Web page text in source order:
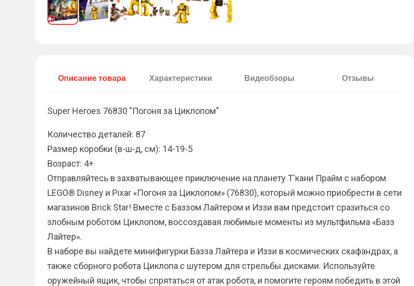
Описание товара Характеристики Видеобзоры Отзывы
Super Heroes 76830 "Погоня за Циклопом"
Количество деталей: 87
Размер коробки (в-ш-д, см): 14-19-5
Возраст: 4+
Отправляйтесь в захватывающее приключение на планету Т'кани Прайм с набором
LEGO® Disney и Pixar «Погоня за Циклопом» (76830), который можно приобрести в сети
магазинов Brick Star! Вместе с Баззом Лайтером и Иззи вам предстоит сразиться со
злобным роботом Циклопом, воссоздавая любимые моменты из мультфильма «Базз
Лайтер».
В наборе вы найдете минифигурки Базза Лайтера и Иззи в космических скафандрах, а
также сборного робота Циклопа с шутером для стрельбы дисками. Используйте
оружейный ящик, чтобы спрятаться от атак робота, и помогите героям победить в этой